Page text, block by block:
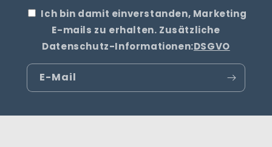
Ich bin damit einverstanden, Marketing
E-mails zu erhalten. Zusätzliche
Datenschutz-Informationen:DSGVO
E-Mail